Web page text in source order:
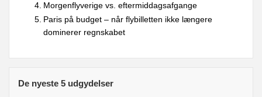
Morgenflyverige vs. eftermiddagsafgange
Paris på budget – når flybilletten ikke længere
dominerer regnskabet
De nyeste 5 udgydelser